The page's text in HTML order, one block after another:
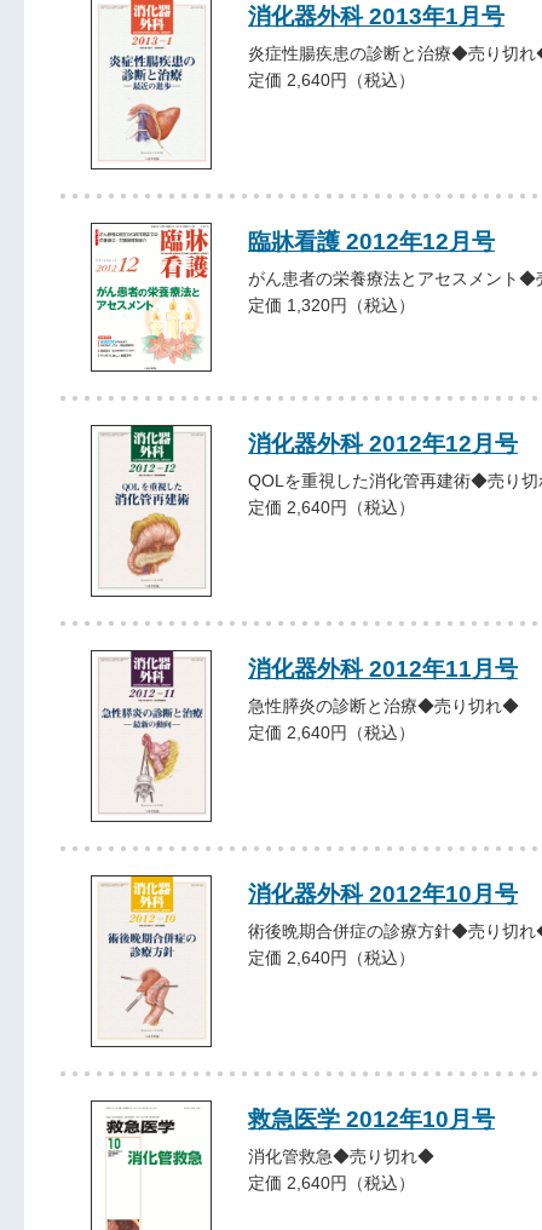
消化器外科 2013年1月号
炎症性腸疾患の診断と治療◆売り切
定価 2,640円（税込）
臨牀看護 2012年12月号
がん患者の栄養療法とアセスメント
定価 1,320円（税込）
消化器外科 2012年12月号
QOLを重視した消化管再建術◆売り
定価 2,640円（税込）
消化器外科 2012年11月号
急性膵炎の診断と治療◆売り切れ◆
定価 2,640円（税込）
消化器外科 2012年10月号
術後晩期合併症の診療方針◆売り切
定価 2,640円（税込）
救急医学 2012年10月号
消化管救急◆売り切れ◆
定価 2,640円（税込）